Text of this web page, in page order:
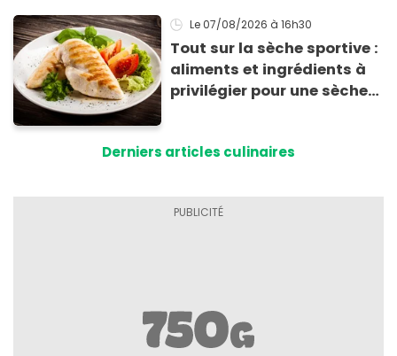
Le 07/08/2026 à 16h30
Tout sur la sèche sportive :
aliments et ingrédients à
privilégier pour une sèche
Derniers articles culinaires